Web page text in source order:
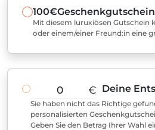
100€Geschenkgutschein
Mit diesem luruxiösen Gutschein
oder einem/einer Freund:in eine
€ Deine
Sie haben nicht das Richtige
personalisierten
Geben Sie den Betrag Ihrer Wahl